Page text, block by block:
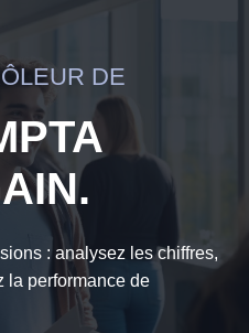
DE
: analysez les chiffres,
la performance de